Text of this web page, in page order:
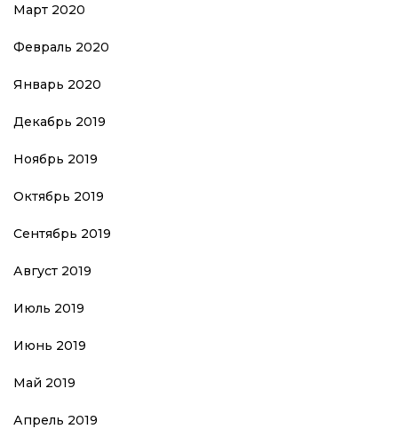
Март 2020
Февраль 2020
Январь 2020
Декабрь 2019
Ноябрь 2019
Октябрь 2019
Сентябрь 2019
Август 2019
Июль 2019
Июнь 2019
Май 2019
Апрель 2019